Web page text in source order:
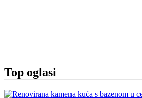
Top oglasi